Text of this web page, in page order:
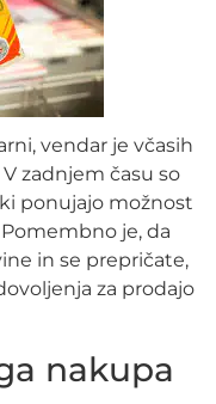
vendar je včasih
zadnjem času so
ponujajo možnost
je, da
in se prepričate,
za prodajo
nakupa